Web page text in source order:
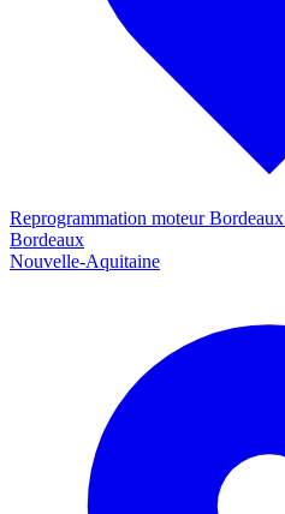
Reprogrammation moteurBordeaux
Bordeaux
Nouvelle-Aquitaine